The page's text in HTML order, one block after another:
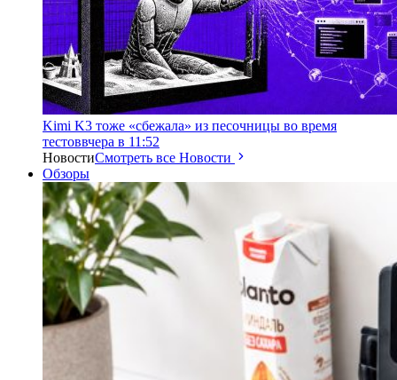
Kimi K3 тоже «сбежала» из песочницы во время
тестоввчера в 11:52
НовостиСмотреть все Новости
Обзоры